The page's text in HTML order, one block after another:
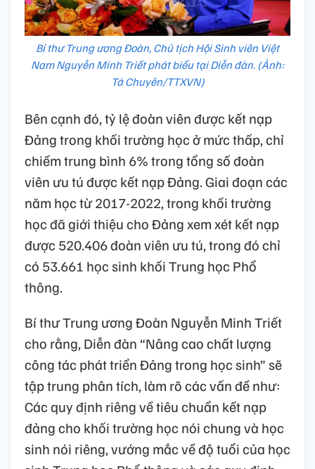
Bí thư Trung ương Đoàn, Chủ tịch Hội Sinh viên Việt
Nam Nguyễn Minh Triết phát biểu tại Diễn đàn. (Ảnh:
Tá Chuyên/TTXVN)
Bên cạnh đó, tỷ lệ đoàn viên được kết nạp
Đảng trong khối trường học ở mức thấp, chỉ
chiếm trung bình 6% trong tổng số đoàn
viên ưu tú được kết nạp Đảng. Giai đoạn các
năm học từ 2017-2022, trong khối trường
học đã giới thiệu cho Đảng xem xét kết nạp
được 520.406 đoàn viên ưu tú, trong đó chỉ
có 53.661 học sinh khối Trung học Phổ
thông.
Bí thư Trung ương Đoàn Nguyễn Minh Triết
cho rằng, Diễn đàn “Nâng cao chất lượng
công tác phát triển Đảng trong học sinh” sẽ
tập trung phân tích, làm rõ các vấn đề như:
Các quy định riêng về tiêu chuẩn kết nạp
đảng cho khối trường học nói chung và học
sinh nói riêng, vướng mắc về độ tuổi của học